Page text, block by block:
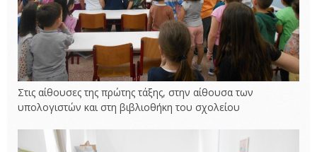
Στις αίθουσες της πρώτης τάξης, στην αίθουσα των
υπολογιστών και στη βιβλιοθήκη του σχολείου